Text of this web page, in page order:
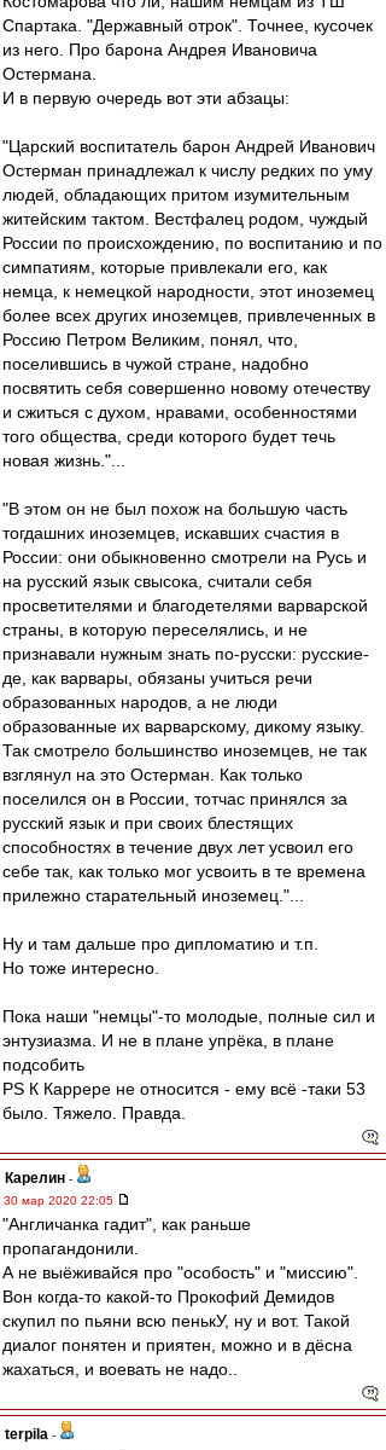
Спартака. "Державный отрок". Точнее, кусочек
из него. Про барона Андрея Ивановича
Остермана.
И в первую очередь вот эти абзацы:
"Царский воспитатель барон Андрей Иванович
Остерман принадлежал к числу редких по уму
людей, обладающих притом изумительным
житейским тактом. Вестфалец родом, чуждый
России по происхождению, по воспитанию и по
симпатиям, которые привлекали его, как
немца, к немецкой народности, этот иноземец
более всех других иноземцев, привлеченных в
Россию Петром Великим, понял, что,
поселившись в чужой стране, надобно
посвятить себя совершенно новому отечеству
и сжиться с духом, нравами, особенностями
того общества, среди которого будет течь
новая жизнь."...
"В этом он не был похож на большую часть
тогдашних иноземцев, искавших счастия в
России: они обыкновенно смотрели на Русь и
на русский язык свысока, считали себя
просветителями и благодетелями варварской
страны, в которую переселялись, и не
признавали нужным знать по-русски: русские-
де, как варвары, обязаны учиться речи
образованных народов, а не люди
образованные их варварскому, дикому языку.
Так смотрело большинство иноземцев, не так
взглянул на это Остерман. Как только
поселился он в России, тотчас принялся за
русский язык и при своих блестящих
способностях в течение двух лет усвоил его
себе так, как только мог усвоить в те времена
прилежно старательный иноземец."...
Ну и там дальше про дипломатию и т.п.
Но тоже интересно.
Пока наши "немцы"-то молодые, полные сил и
энтузиазма. И не в плане упрёка, в плане
подсобить
PS К Каррере не относится - ему всё -таки 53
было. Тяжело. Правда.
Карелин -
30 мар 2020 22:05
"Англичанка гадит", как раньше
пропагандонили.
А не выёживайся про "особость" и "миссию".
Вон когда-то какой-то Прокофий Демидов
скупил по пьяни всю пенькУ, ну и вот. Такой
диалог понятен и приятен, можно и в дёсна
жахаться, и воевать не надо..
terpila -